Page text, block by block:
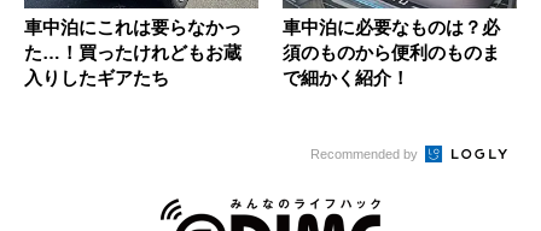
車中泊にこれは要らなかっ
た…！買ったけれどもお蔵
入りしたギアたち
車中泊に必要なものは？必
須のものから便利のものま
で細かく紹介！
Recommended by